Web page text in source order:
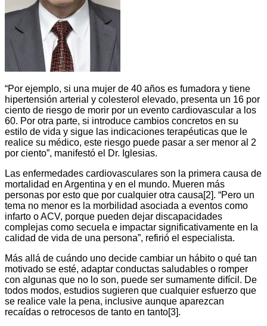
“Por ejemplo, si una mujer de 40 años es fumadora y tiene
hipertensión arterial y colesterol elevado, presenta un 16 por
ciento de riesgo de morir por un evento cardiovascular a los
60. Por otra parte, si introduce cambios concretos en su
estilo de vida y sigue las indicaciones terapéuticas que le
realice su médico, este riesgo puede pasar a ser menor al 2
por ciento”, manifestó el Dr. Iglesias.
Las enfermedades cardiovasculares son la primera causa de
mortalidad en Argentina y en el mundo. Mueren más
personas por esto que por cualquier otra causa[2]. “Pero un
tema no menor es la morbilidad asociada a eventos como
infarto o ACV, porque pueden dejar discapacidades
complejas como secuela e impactar significativamente en la
calidad de vida de una persona”, refirió el especialista.
Más allá de cuándo uno decide cambiar un hábito o qué tan
motivado se esté, adaptar conductas saludables o romper
con algunas que no lo son, puede ser sumamente difícil. De
todos modos, estudios sugieren que cualquier esfuerzo que
se realice vale la pena, inclusive aunque aparezcan
recaídas o retrocesos de tanto en tanto[3].